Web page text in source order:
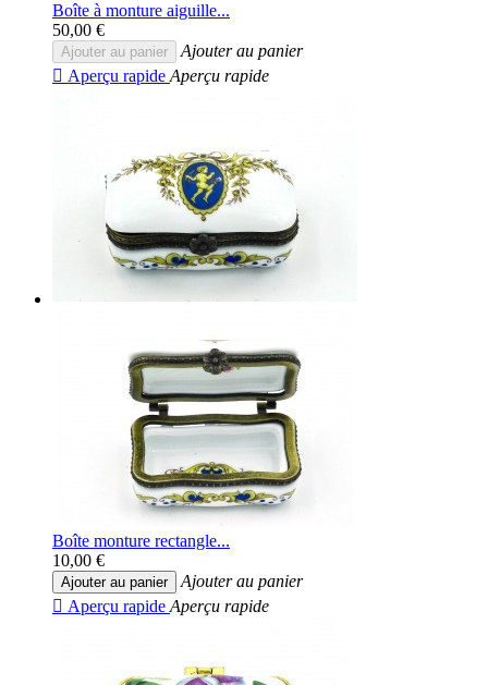
Boîte à monture aiguille...
50,00 €
Ajouter au panier
Ajouter au panier
 Aperçu rapide Aperçu rapide
Boîte monture rectangle...
10,00 €
Ajouter au panier
Ajouter au panier
 Aperçu rapide Aperçu rapide